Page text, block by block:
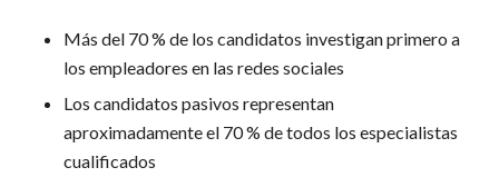
Más del 70 % de los candidatos investigan primero a
los empleadores en las redes sociales
Los candidatos pasivos representan
aproximadamente el 70 % de todos los especialistas
cualificados